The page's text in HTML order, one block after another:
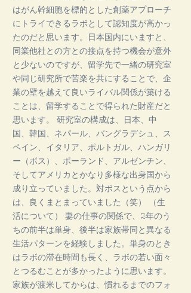
はがん幹細胞を標的とした創薬アプローチ
にトライできるラボとして認知度が高かっ
たのだと思います。日本国内にいますと、
同業他社との方との接点を持つ機会が意外
と少ないのですが、留学先で一緒の研究室
や同じ研究所で苦楽を共にすることで、企
業の壁を越えて良いライバル関係が築ける
ことは、留学することで得られた財産だと
思います。 研究室の構成は、日本、中
国、韓国、ネパール、バングラデシュ、ス
ペイン、イタリア、ポルトガル、ハンガリ
ー（ボス）、ポーランド、アルゼンチン、
そしてアメリカとかなり多様な出身国から
成り立っていました。対ボスという点から
は、良くまとまっていました（笑） （生
活について） 妻の仕事の関係で、2年のう
ちの前半は単身、後半は家族帯同と異なる
生活パターンを経験しました。単身のとき
はラボの滞在時間も長く、ラボの若い面々
とつるむことが多かったように思います。
家族が渡米してからは、慣れるまでのフォ